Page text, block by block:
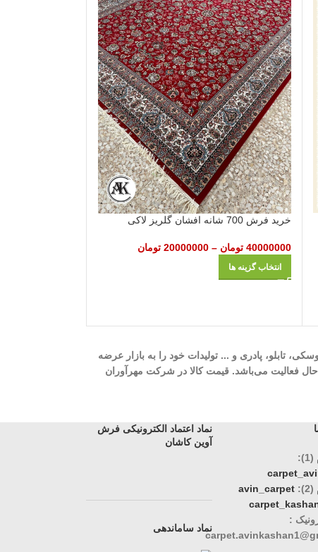
خرید فرش 700 شانه افشان گلریز لاکی
40000000 تومان –
20000000 تومان
انتخاب گزینه ها
700 شانه، 1000 شانه، 1200 شانه، گلیم، گبه، ویژن، وینتیج، عروسکی، تابلو، پادری و ... تولیدات خود را به بازار عرضه
تک و عمده در حال فعالیت می‌باشد. قیمت کالا در شرکت مهرآوران
avin_carpet
:
نماد اعتماد الکترونیکی فرش
آوین کاشان
نماد ساماندهی